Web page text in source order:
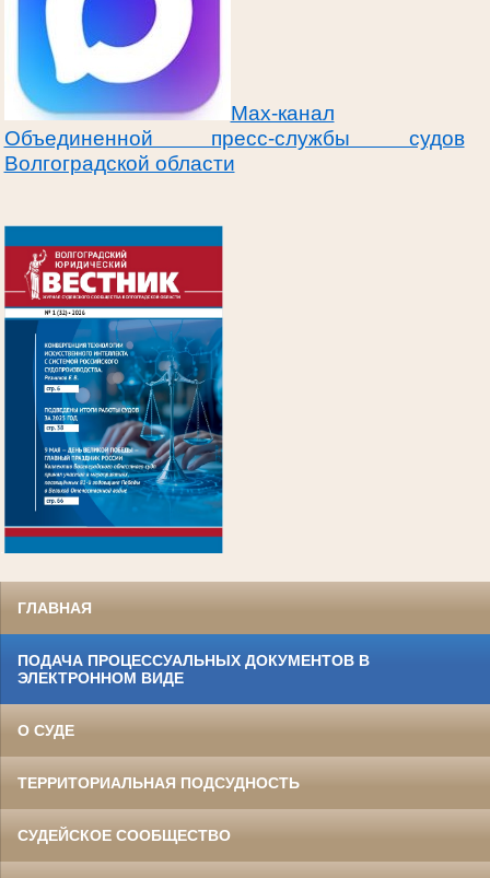
Max-канал
Объединенной пресс-службы судов
Волгоградской области
ГЛАВНАЯ
ПОДАЧА ПРОЦЕССУАЛЬНЫХ ДОКУМЕНТОВ В
ЭЛЕКТРОННОМ ВИДЕ
О СУДЕ
ТЕРРИТОРИАЛЬНАЯ ПОДСУДНОСТЬ
СУДЕЙСКОЕ СООБЩЕСТВО